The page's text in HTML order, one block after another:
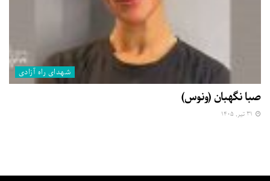
شهدای راه آزادی
صبا نگهبان (ونوس)